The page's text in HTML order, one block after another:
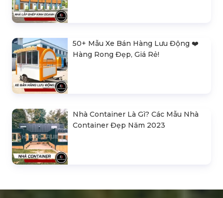
50+ Mẫu Xe Bán Hàng Lưu Động ❤️️
Hàng Rong Đẹp, Giá Rẻ!
Nhà Container Là Gì? Các Mẫu Nhà
Container Đẹp Năm 2023